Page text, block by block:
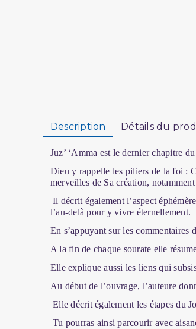
Description Détails du
Juz’ ‘Amma est le dernier chapitre
Dieu y rappelle les piliers de la foi :
merveilles de Sa création,
Il décrit également l’aspect
l’au-delà pour y vivre éternellement.
En s’appuyant sur les commentaires
A la fin de chaque sourate elle
Elle explique aussi les liens qui
Au début de l’ouvrage, l’auteure
Elle décrit également les étapes du
Tu pourras ainsi parcourir avec